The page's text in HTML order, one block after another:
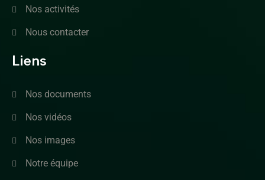
Nos activités
Nous contacter
Liens
Nos documents
Nos vidéos
Nos images
Notre équipe